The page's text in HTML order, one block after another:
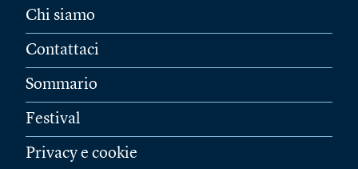
Chi siamo
Contattaci
Sommario
Festival
Privacy e cookie